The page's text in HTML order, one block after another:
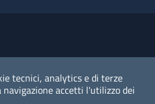
tecnici, analytics e di terze
navigazione accetti l'utilizzo dei
del dato personale